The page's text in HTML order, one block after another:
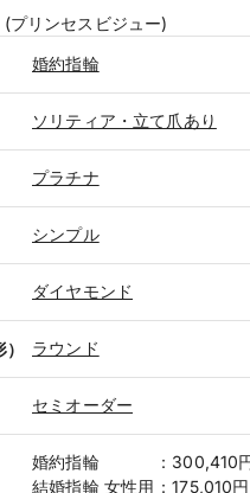
プリンセスビジュー)
婚約指輪
ソリティア・立て爪あり
プラチナ
シンプル
ダイヤモンド
ラウンド
セミオーダー
婚約指輪 ： 300,410
結婚指輪 女性用 ：175,010